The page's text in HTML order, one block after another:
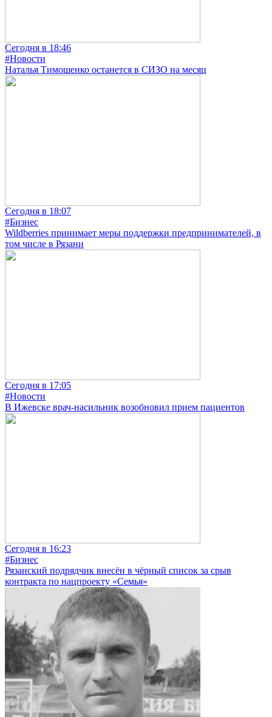
Сегодня в 18:46
#Новости
Наталья Тимошенко останется в СИЗО на месяц
Сегодня в 18:07
#Бизнес
Wildberries принимает меры поддержки предпринимателей, в
том числе в Рязани
Сегодня в 17:05
#Новости
В Ижевске врач-насильник возобновил прием пациентов
Сегодня в 16:23
#Бизнес
Рязанский подрядчик внесён в чёрный список за срыв
контракта по нацпроекту «Семья»